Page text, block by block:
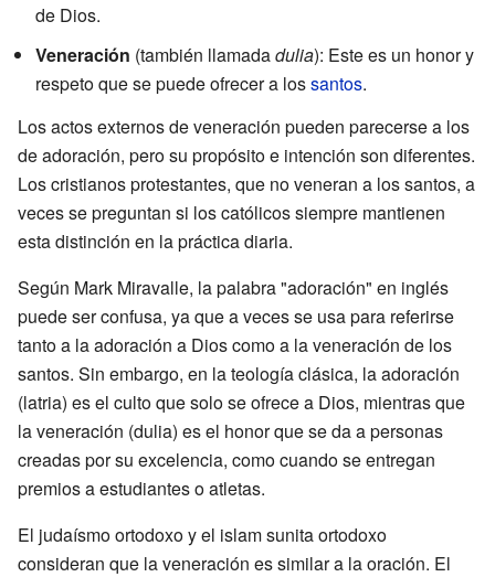
de Dios.
Veneración (también llamadadulia): Este es un honor y
respeto que se puede ofrecer a lossantos.
Los actos externos de veneración pueden parecerse a los
de adoración, pero su propósito e intención son diferentes.
Los cristianos protestantes, que no veneran a los santos, a
veces se preguntan si los católicos siempre mantienen
esta distinción en la práctica diaria.
Según Mark Miravalle, la palabra "adoración" en inglés
puede ser confusa, ya que a veces se usa para referirse
tanto a la adoración a Dios como a la veneración de los
santos. Sin embargo, en la teología clásica, la adoración
(latria) es el culto que solo se ofrece a Dios, mientras que
la veneración (dulia) es el honor que se da a personas
creadas por su excelencia, como cuando se entregan
premios a estudiantes o atletas.
El judaísmo ortodoxo y el islam sunita ortodoxo
consideran que la veneración es similar a la oración. El